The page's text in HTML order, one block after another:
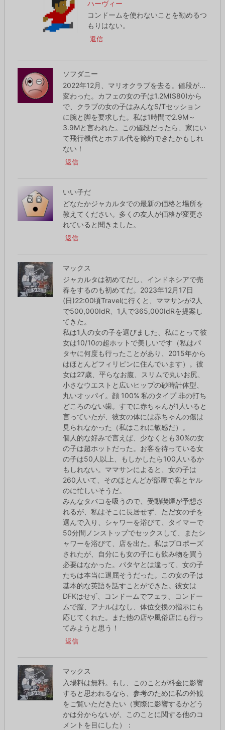
ハーヴィー
コンドームを使わないことを勧めるつ
もりはない。
返信
ソフダニー
2022年12月、マリオクラブを去る。値段が...
変わった。カフェの女の子は1.2M($80)から
で、クラブの女の子はみんなS/Tセッション
に腕と脚を要求した。私は1時間で2.9M～
3.9Mと言われた。この値段だったら、家にい
て飛行機代とホテル代を節約できたかもしれ
ない！
返信
いい子だ
どなたかジャカルタでの最新の価格と場所を
教えてください。多くの友人が価格が変更さ
れていると聞きました。
返信
マックス
ジャカルタは初めてだし、インドネシアで売
春をするのも初めてだ。2023年12月17日
(日)22:00頃Travelに行くと、ママサンが2人
で500,000IdR、1人で365,000IdRを提案し
てきた。
私は1人の女の子を選びました、私にとって彼
女は10/10の超ホットで美しいです（私はパ
タヤに何度も行ったことがあり、2015年から
はほとんどフィリピンに住んでいます）。彼
女は27歳、平らなお腹、スリムで丸いお尻、
小さなウエストと広いヒップの砂時計体型、
丸いオッパイ。顔 100% 私のタイプ 非の打ち
どころのない歯。すでに赤ちゃんが1人いると
言っていたが、彼女の体には赤ちゃんの傷は
見られなかった（私はこれに敏感だ）。
個人的な好みで言えば、少なくとも30%の女
の子は超ホットだった。お客を待っている女
の子は50人以上、もしかしたら100人いるか
もしれない。ママサンによると、女の子は
260人いて、そのほとんどが部屋で客とヤル
のに忙しいそうだ。
みんなタバコを吸うので、受動喫煙が予想さ
れるが、私はそこに長居せず、ただ女の子を
選んで入り、シャワーを浴びて、タイマーで
50分間ノンストップでセックスして、またシ
ャワーを浴びて、店を出た。私はプロポーズ
されたが、自分にも女の子にも飲み物を買う
必要はなかった。パタヤとは違って、女の子
たちは本当に退屈そうだった。この女の子は
基本的な英語を話すことができた。彼女は
DFKはせず、コンドームでフェラ、コンドー
ムで膣、アナルはなし、体位交換の指示にも
応じてくれた。また他の店や風俗店にも行っ
てみようと思う！
返信
マックス
入場料は無料。もし、このことが料金に影響
すると思われるなら、参考のために私の外観
をご覧いただきたい（実際に影響するかどう
かは分からないが、このことに関する他のコ
メントを目にした）：